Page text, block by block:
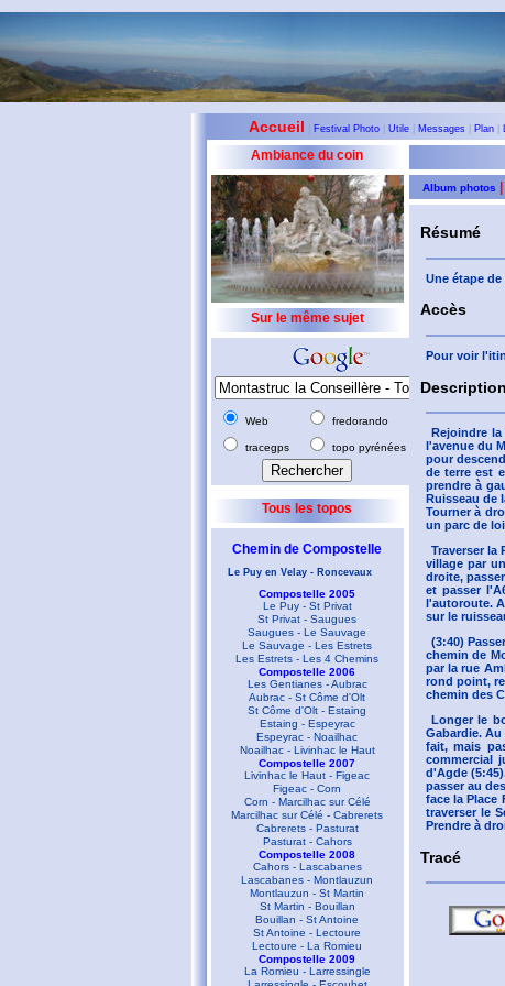
Accueil Festival Photo| Utile| Messages| Plan|
Ambiance du coin
Sur le même sujet
Web fredorando
tracegps topo pyrénées
Tous les topos
Chemin de Compostelle
Le Puy en Velay - Roncevaux
Compostelle 2005
Le Puy - St Privat
St Privat - Saugues
Saugues - Le Sauvage
Le Sauvage - Les Estrets
Les Estrets - Les 4 Chemins
Compostelle 2006
Les Gentianes - Aubrac
Aubrac - St Côme d'Olt
St Côme d'Olt - Estaing
Estaing - Espeyrac
Espeyrac - Noailhac
Noailhac - Livinhac le Haut
Compostelle 2007
Livinhac le Haut - Figeac
Figeac - Corn
Corn - Marcilhac sur Célé
Marcilhac sur Célé - Cabrerets
Cabrerets - Pasturat
Pasturat - Cahors
Compostelle 2008
Cahors - Lascabanes
Lascabanes - Montlauzun
Montlauzun - St Martin
St Martin - Bouillan
Bouillan - St Antoine
St Antoine - Lectoure
Lectoure - La Romieu
Compostelle 2009
La Romieu - Larressingle
Album photos
Résumé
Une étape
Accès
Pour voir
Description
Rejoindre
l'avenue du
pour
de terre est
prendre à
Ruisseau de
Tourner à
un parc de
Traverser la
village par
droite,
et passer
l'autoroute.
sur le
(3:40)
chemin de
par la rue
rond point,
chemin des
Longer le
Gabardie.
fait, mais
commercial
d'Agde
passer au
face la Place
traverser le
Prendre à
Tracé